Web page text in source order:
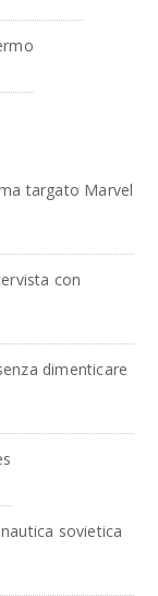
targato Marvel
con
dimenticare
sovietica